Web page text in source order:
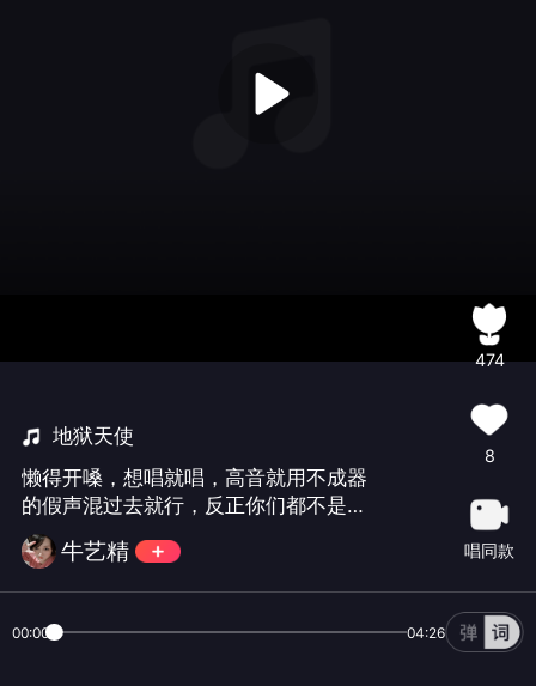
地狱天使
懒得开嗓，想唱就唱，高音就用不成器
的假声混过去就行，反正你们都不是专
业的，当然我也不专业😂#温岚##伤感
##国语##00年代#
牛艺精
474
8
唱同款
00:00 04:26